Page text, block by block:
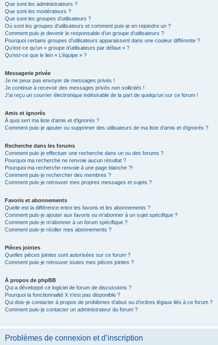
Que sont les administrateurs ?
Que sont les modérateurs ?
Que sont les groupes d’utilisateurs ?
Où sont les groupes d’utilisateurs et comment puis-je en rejoindre un ?
Comment puis-je devenir le responsable d’un groupe d’utilisateurs ?
Pourquoi certains groupes d’utilisateurs apparaissent dans une couleur différente ?
Qu’est-ce qu’un « groupe d’utilisateurs par défaut » ?
Qu’est-ce que le lien « L’équipe » ?
Messagerie privée
Je ne peux pas envoyer de messages privés !
Je continue à recevoir des messages privés non sollicités !
J’ai reçu un courrier électronique indésirable de la part de quelqu’un sur ce forum !
Amis et ignorés
À quoi sert ma liste d’amis et d’ignorés ?
Comment puis-je ajouter ou supprimer des utilisateurs de ma liste d’amis et d’ignorés ?
Recherche dans les forums
Comment puis-je effectuer une recherche dans un ou des forums ?
Pourquoi ma recherche ne renvoie aucun résultat ?
Pourquoi ma recherche renvoie à une page blanche ?!
Comment puis-je rechercher des membres ?
Comment puis-je retrouver mes propres messages et sujets ?
Favoris et abonnements
Quelle est la différence entre les favoris et les abonnements ?
Comment puis-je ajouter aux favoris ou m’abonner à un sujet spécifique ?
Comment puis-je m’abonner à un forum spécifique ?
Comment puis-je résilier mes abonnements ?
Pièces jointes
Quelles pièces jointes sont autorisées sur ce forum ?
Comment puis-je retrouver toutes mes pièces jointes ?
À propos de phpBB
Qui a développé ce logiciel de forum de discussions ?
Pourquoi la fonctionnalité X n’est pas disponible ?
Qui dois-je contacter à propos de problèmes d’abus ou d’ordres légaux liés à ce forum ?
Comment puis-je contacter un administrateur du forum ?
Problèmes de connexion et d’inscription